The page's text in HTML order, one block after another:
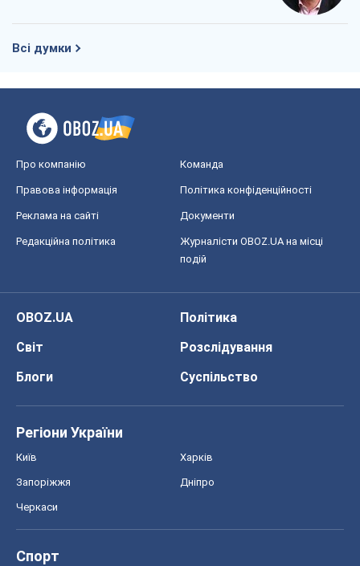
Всі думки
Про компанію Команда
Правова інформація Політика конфіденційності
Реклама на сайті Документи
Редакційна політика
Журналісти OBOZ.UA на місці
подій
OBOZ.UA
Політика
Світ
Розслідування
Блоги
Суспільство
Регіони України
Київ Харків
Запоріжжя Дніпро
Черкаси
Спорт